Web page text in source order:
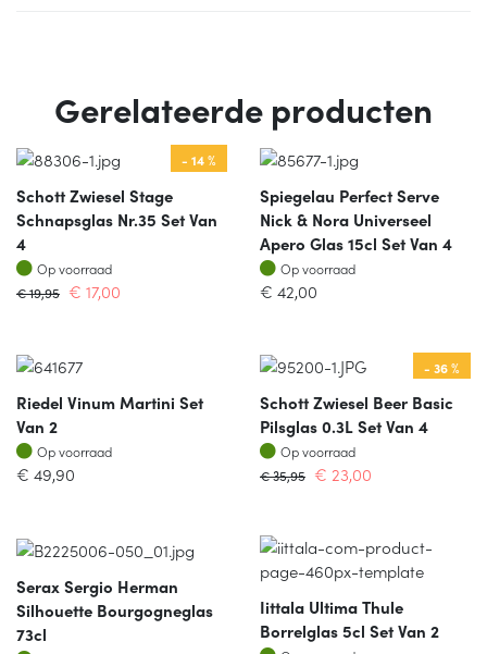
Gerelateerde producten
- 14 %
Schott Zwiesel Stage
Schnapsglas Nr.35 Set Van
4
Op voorraad
Op voorraad
€19,95 € 17,00
Spiegelau Perfect Serve
Nick & Nora Universeel
Apero Glas 15cl Set Van 4
Op voorraad
Op voorraad
€ 42,00
Riedel Vinum Martini Set
Van 2
Op voorraad
Op voorraad
€ 49,90
- 36 %
Schott Zwiesel Beer Basic
Pilsglas 0.3L Set Van 4
Op voorraad
Op voorraad
€35,95 € 23,00
Serax Sergio Herman
Silhouette Bourgogneglas
73cl
Iittala Ultima Thule
Borrelglas 5cl Set Van 2